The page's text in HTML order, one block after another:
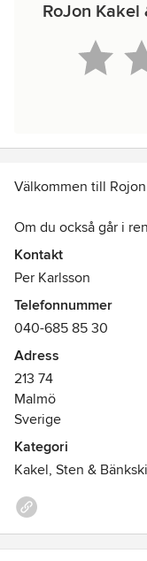
RoJon Kakel
Välkommen till
Om du också går i
välkommen in i vår
dig gärna med råd
Kontakt
Per Karlsson
Telefonnummer
040-685 85 30
Adress
213 74
Malmö
Sverige
Kategori
Kakel, Sten &